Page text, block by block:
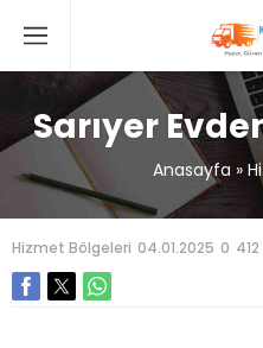
Sarıyer
Anasayfa »
Hizmet Bölgeleri 04.01.2025 0 412